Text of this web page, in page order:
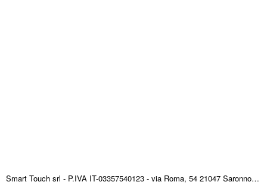
Smart Touch srl - P.IVA IT-03357540123 - via Roma, 54 21047 Saronno (VA) ITALY